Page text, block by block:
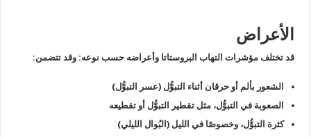
الأعراض
قد تختلف مؤشرات التهاب البروستاتا وأعراضه حسب نوعه: وقد تتضمن:
الشعور بألم أو حرقان أثناء التبوُّل (عسر التبوُّل)
الصعوبة في التبوُّل، مثل تقطير التبوُّل أو تقطيعه
كثرة التبوُّل، وخصوصًا في الليل (البُوال الليلي)